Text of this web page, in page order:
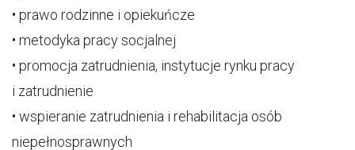
• prawo rodzinne i opiekuńcze
• metodyka pracy socjalnej
• promocja zatrudnienia, instytucje rynku pracy
i zatrudnienie
• wspieranie zatrudnienia i rehabilitacja osób
niepełnosprawnych